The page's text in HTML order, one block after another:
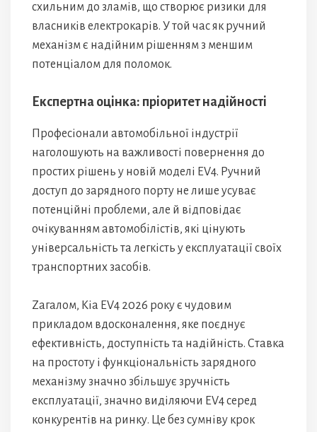
схильним до зламів, що створює ризики для
власників електрокарів. У той час як ручний
механізм є надійним рішенням з меншим
потенціалом для поломок.
Експертна оцінка: пріоритет надійності
Професіонали автомобільної індустрії
наголошують на важливості повернення до
простих рішень у новій моделі EV4. Ручний
доступ до зарядного порту не лише усуває
потенційні проблеми, але й відповідає
очікуванням автомобілістів, які цінують
універсальність та легкість у експлуатації своїх
транспортних засобів.
Zагалом, Kia EV4 2026 року є чудовим
прикладом вдосконалення, яке поєднує
ефективність, доступність та надійність. Ставка
на простоту і функціональність зарядного
механізму значно збільшує зручність
експлуатації, значно виділяючи EV4 серед
конкурентів на ринку. Це без сумніву крок